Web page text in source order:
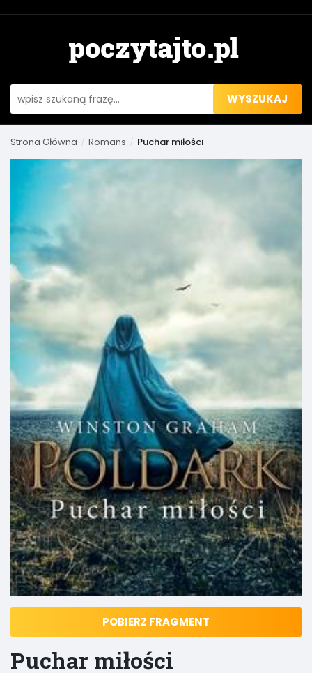
WYSZUKAJ
Strona Główna Romans Puchar miłości
POBIERZ FRAGMENT
Puchar miłości